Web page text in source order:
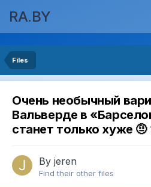
RA.BY
Files
Очень необычный
Вальверде в
станет только хуже 🤨
By jeren
Find their other files